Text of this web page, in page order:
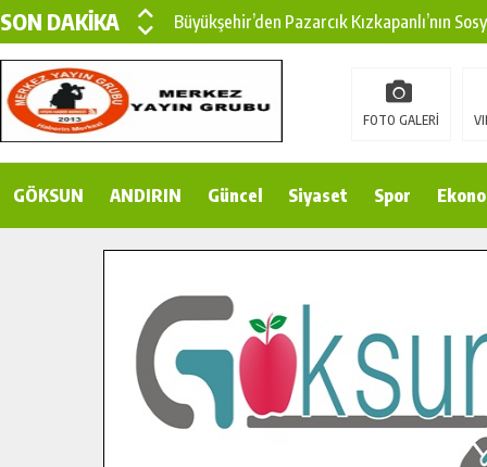
SON DAKİKA
Büyükşehir’den Pazarcık Kızkapanlı’nın
Büyükşehir’den Pazarcık Kırsalına Modern
Çin’den KSÜ’ye Uluslararası Başarı:
Gençler Pusula Maraş Kampında Yeni
İlçe Jandarma Komutanı Karakaya’dan
Bertiz’in Yeni Köprüsünde Sona Doğru.
FOTO GALERİ
GÖKSUN ANDIRIN Güncel Siyaset Spor